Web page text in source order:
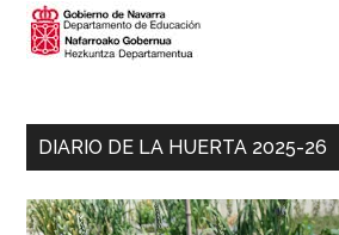
DIARIO DE LA HUERTA 2025-26